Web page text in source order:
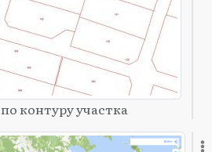
контуру участка